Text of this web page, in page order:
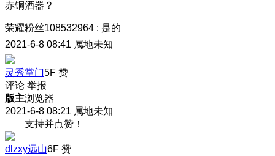
赤铜酒器？
荣耀粉丝108532964 : 是的
2021-6-8 08:41 属地未知
灵秀掌门5F 赞
评论 举报
版主浏览器
2021-6-8 08:21 属地未知
支持并点赞！
dlzxy远山6F 赞